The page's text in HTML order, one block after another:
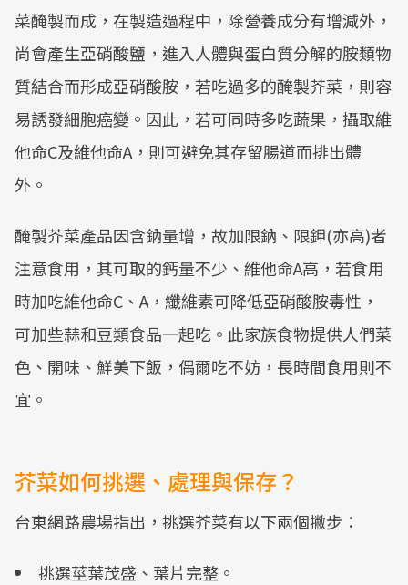
菜醃製而成，在製造過程中，除營養成分有增減外，
尚會產生亞硝酸鹽，進入人體與蛋白質分解的胺類物
質結合而形成亞硝酸胺，若吃過多的醃製芥菜，則容
易誘發細胞癌變。因此，若可同時多吃蔬果，攝取維
他命C及維他命A，則可避免其存留腸道而排出體
外。
醃製芥菜產品因含鈉量增，故加限鈉、限鉀(亦高)者
注意食用，其可取的鈣量不少、維他命A高，若食用
時加吃維他命C、A，纖維素可降低亞硝酸胺毒性，
可加些蒜和豆類食品一起吃。此家族食物提供人們菜
色、開味、鮮美下飯，偶爾吃不妨，長時間食用則不
宜。
芥菜如何挑選、處理與保存？
台東網路農場指出，挑選芥菜有以下兩個撇步：
挑選莖葉茂盛、葉片完整。